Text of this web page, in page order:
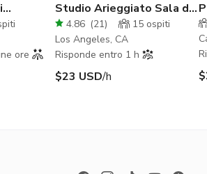
ore
Studio Arieggiato Sala da
Ballo 1 DTLA
4.86 (21) 15 ospiti
Los Angeles, CA
Risponde entro 1 h
$23 USD/h